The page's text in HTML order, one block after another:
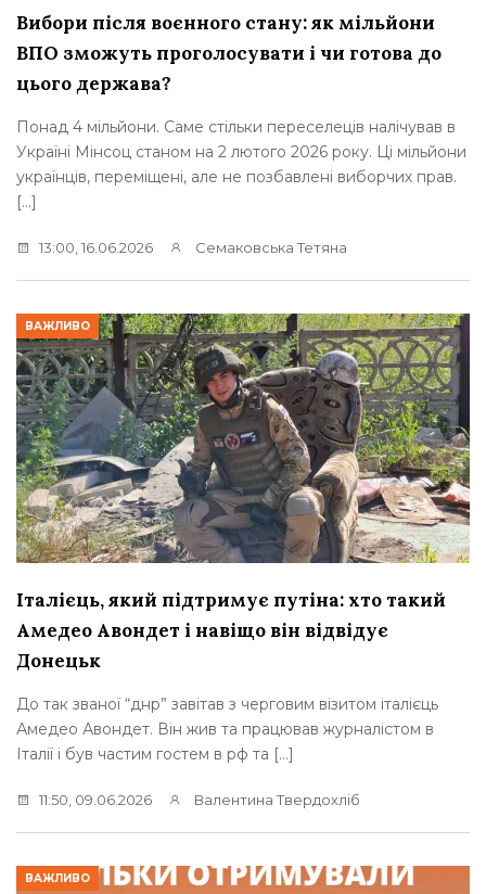
Вибори після воєнного стану: як мільйони
ВПО зможуть проголосувати і чи готова до
цього держава?
Понад 4 мільйони. Саме стільки переселеців налічував в
Україні Мінсоц станом на 2 лютого 2026 року. Ці мільйони
українців, переміщені, але не позбавлені виборчих прав.
[…]
13:00, 16.06.2026 Семаковська Тетяна
ВАЖЛИВО
Італієць, який підтримує путіна: хто такий
Амедео Авондет і навіщо він відвідує
Донецьк
До так званої “днр” завітав з черговим візитом італієць
Амедео Авондет. Він жив та працював журналістом в
Італії і був частим гостем в рф та […]
11:50, 09.06.2026 Валентина Твердохліб
ВАЖЛИВО